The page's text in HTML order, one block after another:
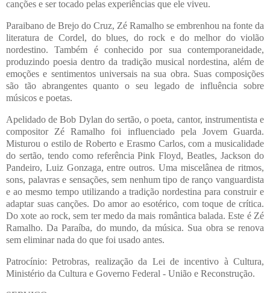
canções e ser tocado pelas experiências que ele viveu.
Paraibano de Brejo do Cruz, Zé Ramalho se embrenhou na fonte da
literatura de Cordel, do blues, do rock e do melhor do violão
nordestino. Também é conhecido por sua contemporaneidade,
produzindo poesia dentro da tradição musical nordestina, além de
emoções e sentimentos universais na sua obra. Suas composições
são tão abrangentes quanto o seu legado de influência sobre
músicos e poetas.
Apelidado de Bob Dylan do sertão, o poeta, cantor, instrumentista e
compositor Zé Ramalho foi influenciado pela Jovem Guarda.
Misturou o estilo de Roberto e Erasmo Carlos, com a musicalidade
do sertão, tendo como referência Pink Floyd, Beatles, Jackson do
Pandeiro, Luiz Gonzaga, entre outros. Uma miscelânea de ritmos,
sons, palavras e sensações, sem nenhum tipo de ranço vanguardista
e ao mesmo tempo utilizando a tradição nordestina para construir e
adaptar suas canções. Do amor ao esotérico, com toque de crítica.
Do xote ao rock, sem ter medo da mais romântica balada. Este é Zé
Ramalho. Da Paraíba, do mundo, da música. Sua obra se renova
sem eliminar nada do que foi usado antes.
Patrocínio: Petrobras, realização da Lei de incentivo à Cultura,
Ministério da Cultura e Governo Federal - União e Reconstrução.